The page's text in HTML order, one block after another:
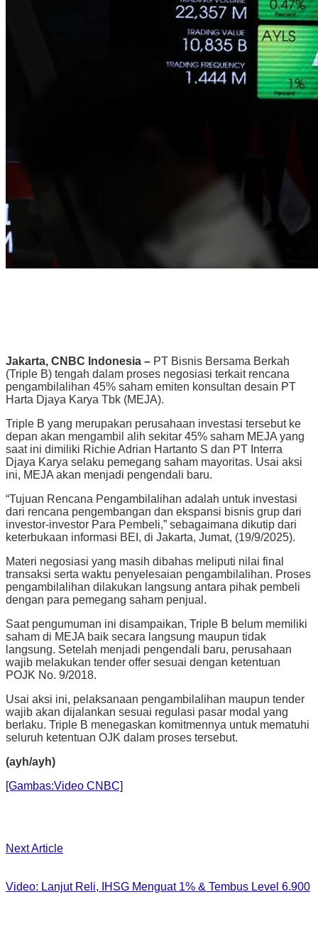
Jakarta, CNBC Indonesia – PT Bisnis Bersama Berkah
(Triple B) tengah dalam proses negosiasi terkait rencana
pengambilalihan 45% saham emiten konsultan desain PT
Harta Djaya Karya Tbk (MEJA).
Triple B yang merupakan perusahaan investasi tersebut ke
depan akan mengambil alih sekitar 45% saham MEJA yang
saat ini dimiliki Richie Adrian Hartanto S dan PT Interra
Djaya Karya selaku pemegang saham mayoritas. Usai aksi
ini, MEJA akan menjadi pengendali baru.
“Tujuan Rencana Pengambilalihan adalah untuk investasi
dari rencana pengembangan dan ekspansi bisnis grup dari
investor-investor Para Pembeli,” sebagaimana dikutip dari
keterbukaan informasi BEI, di Jakarta, Jumat, (19/9/2025).
Materi negosiasi yang masih dibahas meliputi nilai final
transaksi serta waktu penyelesaian pengambilalihan. Proses
pengambilalihan dilakukan langsung antara pihak pembeli
dengan para pemegang saham penjual.
Saat pengumuman ini disampaikan, Triple B belum memiliki
saham di MEJA baik secara langsung maupun tidak
langsung. Setelah menjadi pengendali baru, perusahaan
wajib melakukan tender offer sesuai dengan ketentuan
POJK No. 9/2018.
Usai aksi ini, pelaksanaan pengambilalihan maupun tender
wajib akan dijalankan sesuai regulasi pasar modal yang
berlaku. Triple B menegaskan komitmennya untuk mematuhi
seluruh ketentuan OJK dalam proses tersebut.
(ayh/ayh)
[Gambas:Video CNBC]
Next Article
Video: Lanjut Reli, IHSG Menguat 1% & Tembus Level 6.900